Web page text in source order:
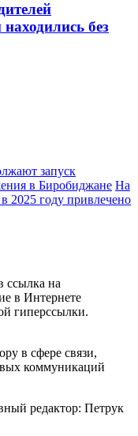
без
запуск
в Биробиджане На
2025 году привлечено
ссылка на
в Интернете
гиперссылки.
в сфере связи,
коммуникаций
редактор: Петрук